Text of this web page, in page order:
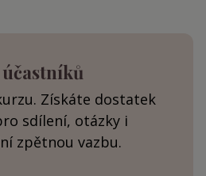
Získáte dostatek
sdílení, otázky i
zpětnou vazbu.